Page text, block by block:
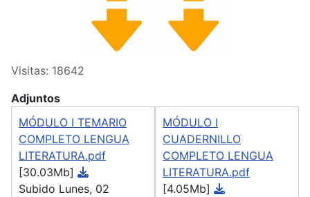
Visitas: 18642
Adjuntos
MÓDULO I TEMARIO
COMPLETO LENGUA
LITERATURA.pdf
[30.03Mb]
Subido Lunes, 02
MÓDULO I
CUADERNILLO
COMPLETO LENGUA
LITERATURA.pdf
[4.05Mb]